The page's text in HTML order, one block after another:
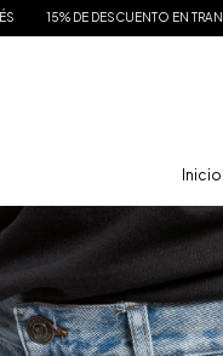
EN TRANSFERENCIA
Inicio